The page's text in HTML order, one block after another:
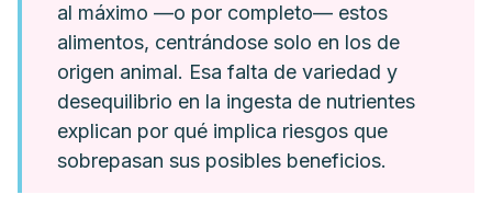
al máximo —o por completo— estos
alimentos, centrándose solo en los de
origen animal. Esa falta de variedad y
desequilibrio en la ingesta de nutrientes
explican por qué implica riesgos que
sobrepasan sus posibles beneficios.